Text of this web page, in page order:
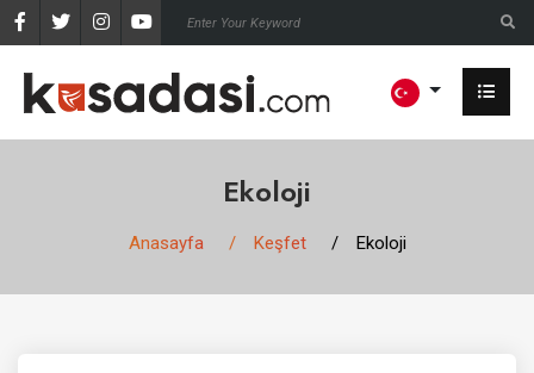
Ekoloji
Anasayfa Keşfet Ekoloji